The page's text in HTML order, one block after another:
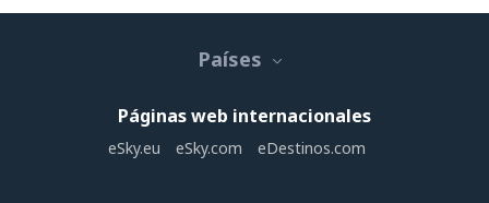
Países
Páginas web internacionales
eSky.eu eSky.com eDestinos.com